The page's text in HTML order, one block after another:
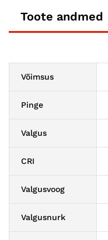
Toote andmed
Võimsus
Pinge
Valgus
CRI
Valgusvoog
Valgusnurk